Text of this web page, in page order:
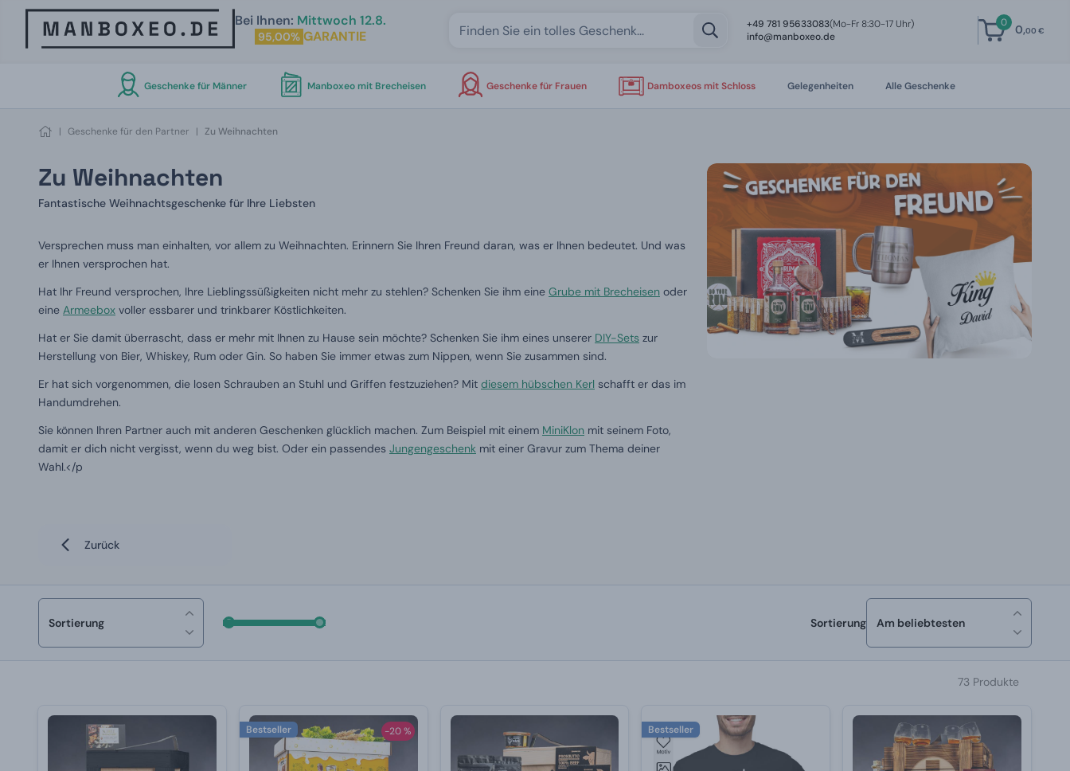
Bei Ihnen: Mittwoch 12.8.
95,00% GARANTIE
+49 781 95633083(Mo-Fr 8:30-17 Uhr)
info@manboxeo.de
0 0,00 €
Geschenke für Männer Manboxeo mit Brecheisen Geschenke für Frauen Damboxeos mit Schloss Gelegenheiten Alle Geschenke
| Geschenke für den Partner | Zu Weihnachten
Zu Weihnachten
Fantastische Weihnachtsgeschenke für Ihre Liebsten
Versprechen muss man einhalten, vor allem zu Weihnachten. Erinnern Sie Ihren Freund daran, was er Ihnen bedeutet. Und was
er Ihnen versprochen hat.
Hat Ihr Freund versprochen, Ihre Lieblingssüßigkeiten nicht mehr zu stehlen? Schenken Sie ihm eine Grube mit Brecheisen oder
eine Armeebox voller essbarer und trinkbarer Köstlichkeiten.
Hat er Sie damit überrascht, dass er mehr mit Ihnen zu Hause sein möchte? Schenken Sie ihm eines unserer DIY-Sets zur
Herstellung von Bier, Whiskey, Rum oder Gin. So haben Sie immer etwas zum Nippen, wenn Sie zusammen sind.
Er hat sich vorgenommen, die losen Schrauben an Stuhl und Griffen festzuziehen? Mit diesem hübschen Kerl schafft er das im
Handumdrehen.
Sie können Ihren Partner auch mit anderen Geschenken glücklich machen. Zum Beispiel mit einem MiniKlon mit seinem Foto,
damit er dich nicht vergisst, wenn du weg bist. Oder ein passendes Jungengeschenk mit einer Gravur zum Thema deiner
Wahl.</p
Zurück
Sortierung Sortierung Am beliebtesten
73 Produkte
-20 %
Bestseller Bestseller